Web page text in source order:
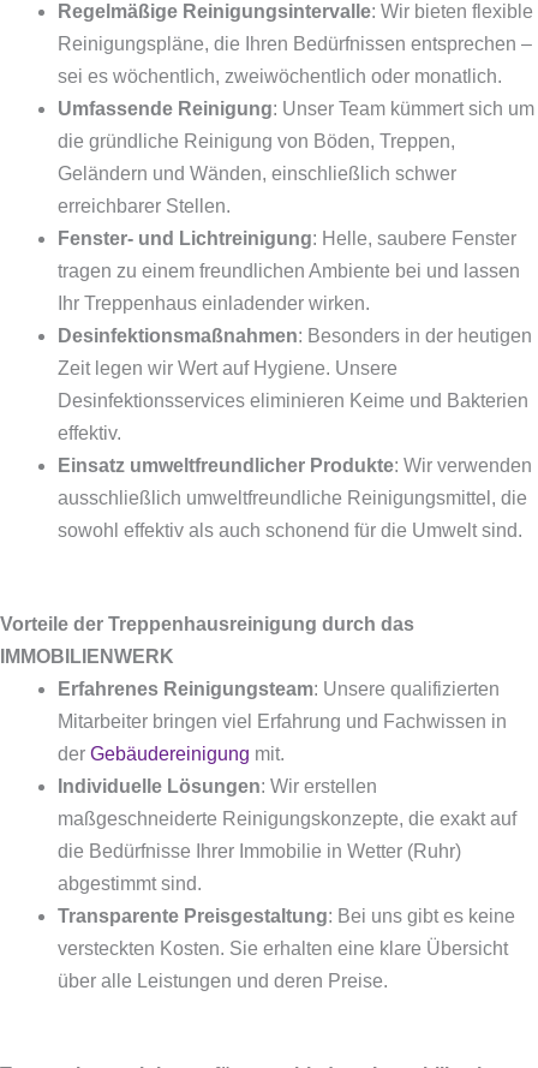
Regelmäßige Reinigungsintervalle: Wir bieten flexible
Reinigungspläne, die Ihren Bedürfnissen entsprechen –
sei es wöchentlich, zweiwöchentlich oder monatlich.
Umfassende Reinigung: Unser Team kümmert sich um
die gründliche Reinigung von Böden, Treppen,
Geländern und Wänden, einschließlich schwer
erreichbarer Stellen.
Fenster- und Lichtreinigung: Helle, saubere Fenster
tragen zu einem freundlichen Ambiente bei und lassen
Ihr Treppenhaus einladender wirken.
Desinfektionsmaßnahmen: Besonders in der heutigen
Zeit legen wir Wert auf Hygiene. Unsere
Desinfektionsservices eliminieren Keime und Bakterien
effektiv.
Einsatz umweltfreundlicher Produkte: Wir verwenden
ausschließlich umweltfreundliche Reinigungsmittel, die
sowohl effektiv als auch schonend für die Umwelt sind.
Vorteile der Treppenhausreinigung durch das
IMMOBILIENWERK
Erfahrenes Reinigungsteam: Unsere qualifizierten
Mitarbeiter bringen viel Erfahrung und Fachwissen in
der Gebäudereinigung mit.
Individuelle Lösungen: Wir erstellen
maßgeschneiderte Reinigungskonzepte, die exakt auf
die Bedürfnisse Ihrer Immobilie in Wetter (Ruhr)
abgestimmt sind.
Transparente Preisgestaltung: Bei uns gibt es keine
versteckten Kosten. Sie erhalten eine klare Übersicht
über alle Leistungen und deren Preise.